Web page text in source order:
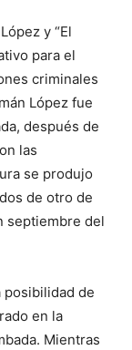
y “El
para el
criminales
López fue
después de
las
se produjo
de otro de
septiembre del
posibilidad de
en la
Mientras